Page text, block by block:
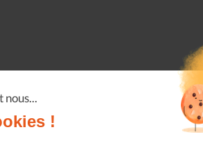
nous...
!